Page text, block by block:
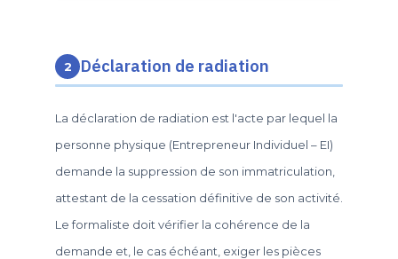
2 Déclaration de radiation
La déclaration de radiation est l'acte par lequel la
personne physique (Entrepreneur Individuel – EI)
demande la suppression de son immatriculation,
attestant de la cessation définitive de son activité.
Le formaliste doit vérifier la cohérence de la
demande et, le cas échéant, exiger les pièces